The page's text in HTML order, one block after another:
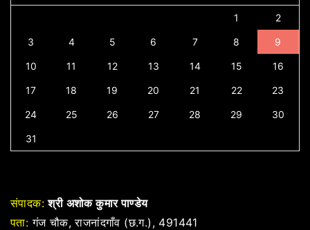
1 2
3 4 5 6 7 8 9
10 11 12 13 14 15 16
17 18 19 20 21 22 23
24 25 26 27 28 29 30
31
संपादक: श्री अशोक कुमार पाण्डेय
पता: गंज चौक, राजनांदगाँव (छ.ग.), 491441